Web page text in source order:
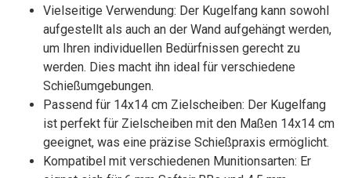
Vielseitige Verwendung: Der Kugelfang kann sowohl
aufgestellt als auch an der Wand aufgehängt werden,
um Ihren individuellen Bedürfnissen gerecht zu
werden. Dies macht ihn ideal für verschiedene
Schießumgebungen.
Passend für 14x14 cm Zielscheiben: Der Kugelfang
ist perfekt für Zielscheiben mit den Maßen 14x14 cm
geeignet, was eine präzise Schießpraxis ermöglicht.
Kompatibel mit verschiedenen Munitionsarten: Er